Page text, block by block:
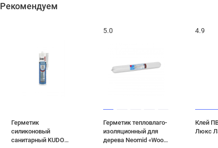
Рекомендуем
Герметик
силиконовый
санитарный KUDO
5.0
Герметик тепловлаго-
изоляционный для
дерева Neomid «Wood
4.9
Клей
Люкс